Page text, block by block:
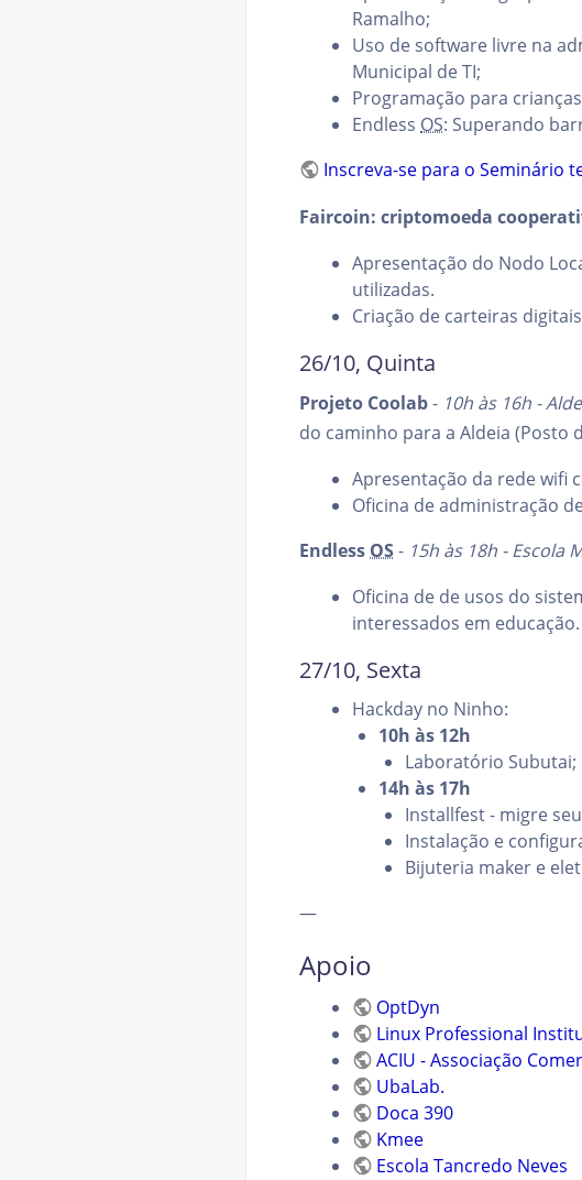
Ramalho;
Uso de software livre na
Municipal de TI;
Programação para
Endless OS: Superando
Inscreva-se para o Seminário
Faircoin: criptomoeda
Apresentação do Nodo
utilizadas.
Criação de carteiras
26/10, Quinta
Projeto Coolab- 10h às 16h -
do caminho para a Aldeia (Posto
Apresentação da rede wifi
Oficina de administração
Endless OS- 15h às 18h - Escola
Oficina de de usos do
interessados em educação.
27/10, Sexta
Hackday no Ninho:
10h às 12h
Laboratório Subutai;
14h às 17h
Installfest - migre
Instalação e
Bijuteria maker e
—
Apoio
OptDyn
Linux Professional
ACIU - Associação
UbaLab.
Doca 390
Kmee
Escola Tancredo Neves